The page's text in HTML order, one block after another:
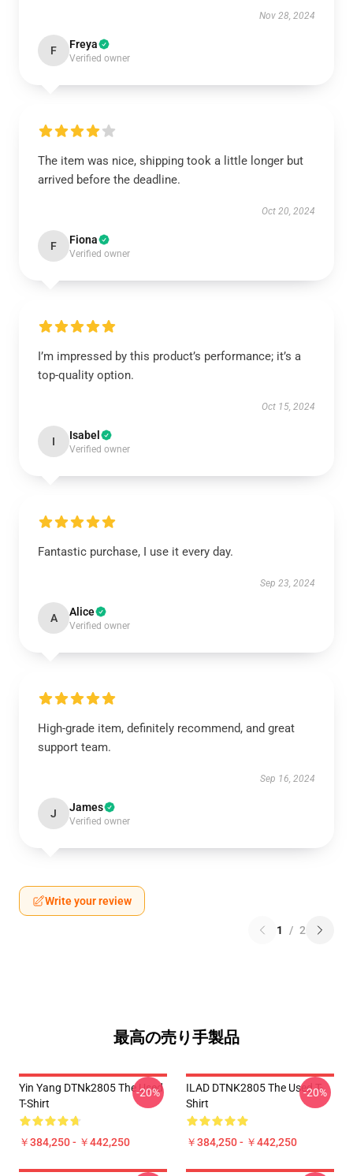
Nov 28, 2024
F Freya
Verified owner
The item was nice, shipping took a little longer but
arrived before the deadline.
Oct 20, 2024
F Fiona
Verified owner
I’m impressed by this product’s performance; it’s a
top-quality option.
Oct 15, 2024
I Isabel
Verified owner
Fantastic purchase, I use it every day.
Sep 23, 2024
A Alice
Verified owner
High-grade item, definitely recommend, and great
support team.
Sep 16, 2024
J James
Verified owner
Write your review
1 / 2
最高の売り手製品
Yin Yang DTNk2805 The Used
T-Shirt
￥384,250 - ￥442,250
-20%
ILAD DTNK2805 The Used T-
Shirt
￥384,250 - ￥442,250
-20%